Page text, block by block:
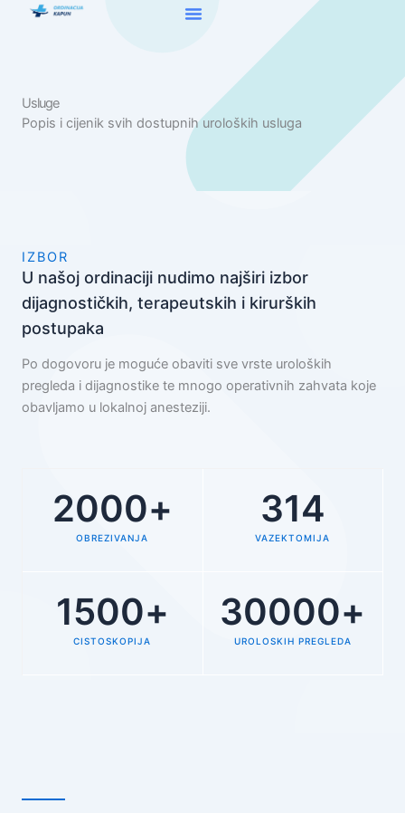
Usluge
Popis i cijenik svih dostupnih uroloških usluga
IZBOR
U našoj ordinaciji nudimo najširi izbor
dijagnostičkih, terapeutskih i kirurških
postupaka
Po dogovoru je moguće obaviti sve vrste uroloških
pregleda i dijagnostike te mnogo operativnih zahvata koje
obavljamo u lokalnoj anesteziji.
OBREZIVANJA
2000+
VAZEKTOMIJA
314
CISTOSKOPIJA
1500+
UROLOSKIH PREGLEDA
30000+